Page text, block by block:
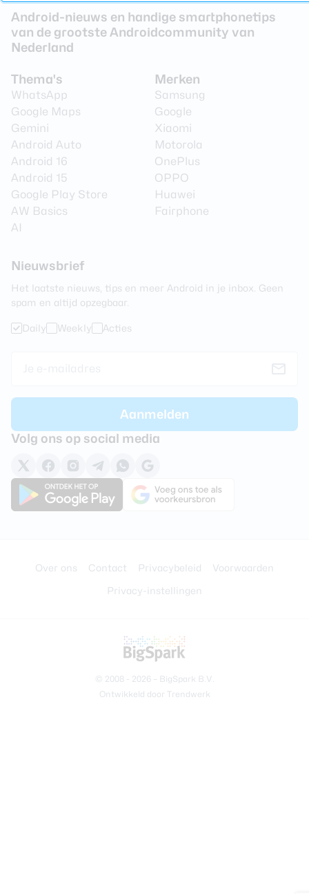
Android-nieuws en handige smartphonetips
van de grootste Androidcommunity van
Nederland
Thema's
WhatsApp
Google Maps
Gemini
Android Auto
Android 16
Android 15
Google Play Store
AW Basics
AI
Merken
Samsung
Google
Xiaomi
Motorola
OnePlus
OPPO
Huawei
Fairphone
Nieuwsbrief
Het laatste nieuws, tips en meer Android in je inbox. Geen
spam en altijd opzegbaar.
Daily Weekly Acties
Volg ons op social media
© 2008 - 2026 – BigSpark B.V.
Ontwikkeld door Trendwerk
Over ons Contact Privacybeleid
Voorwaarden
Privacy-instellingen